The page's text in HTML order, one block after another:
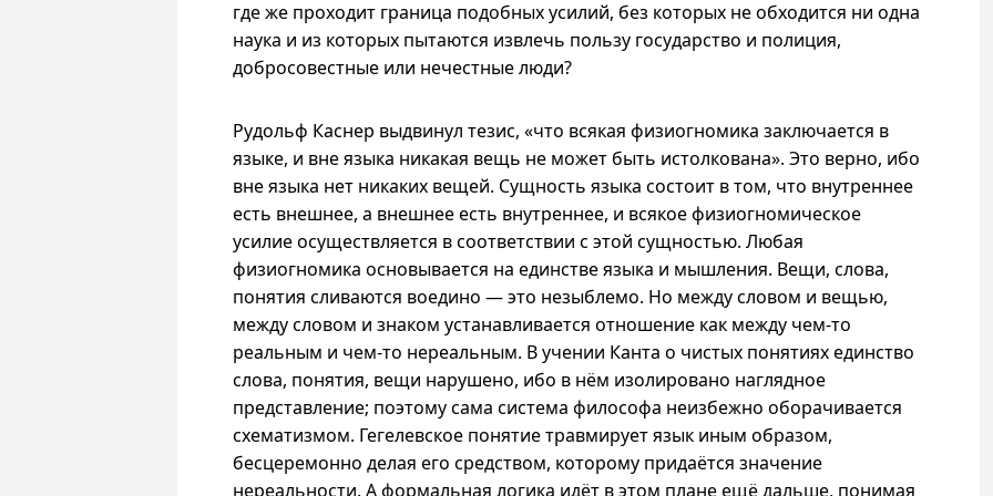
где же проходит граница подобных усилий, без которых не обходится ни одна
наука и из которых пытаются извлечь пользу государство и полиция,
добросовестные или нечестные люди?
Рудольф Каснер выдвинул тезис, «что всякая физиогномика заключается в
языке, и вне языка никакая вещь не может быть истолкована». Это верно, ибо
вне языка нет никаких вещей. Сущность языка состоит в том, что внутреннее
есть внешнее, а внешнее есть внутреннее, и всякое физиогномическое
усилие осуществляется в соответствии с этой сущностью. Любая
физиогномика основывается на единстве языка и мышления. Вещи, слова,
понятия сливаются воедино — это незыблемо. Но между словом и вещью,
между словом и знаком устанавливается отношение как между чем-то
реальным и чем-то нереальным. В учении Канта о чистых понятиях единство
слова, понятия, вещи нарушено, ибо в нём изолировано наглядное
представление; поэтому сама система философа неизбежно оборачивается
схематизмом. Гегелевское понятие травмирует язык иным образом,
бесцеремонно делая его средством, которому придаётся значение
нереальности. А формальная логика идёт в этом плане ещё дальше, понимая